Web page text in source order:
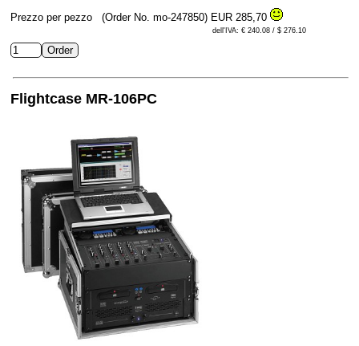
Prezzo per pezzo (Order No. mo-247850) EUR 285,70
dell'IVA: € 240.08 / $ 276.10
Flightcase MR-106PC